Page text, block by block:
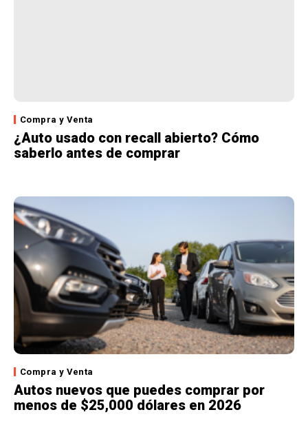
Compra y Venta
¿Auto usado con recall abierto? Cómo
saberlo antes de comprar
Compra y Venta
Autos nuevos que puedes comprar por
menos de $25,000 dólares en 2026